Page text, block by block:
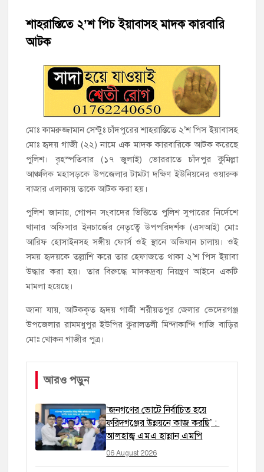
চেক বিতরণ
শহীদকে স্মরণ
হাজীগঞ্জের যুবধারা সমবায় ক্ষুদ্রঋণ পুনরায় চালু করে মানুষের আমানতের
টাকা পরিশোধ করা হবে
হাজীগঞ্জের বাকিলা উবির অভিভাবক সদস্য হোসেন মোল্লা লিটন সম্মাননা
পেলেন
গণঅভ্যুত্থান দিবসে ফরিদগঞ্জ মাদ্রাসা মাঠে বিএনপির গণসমাবেশ
পরিচিতি সভা
চাঁদপুর জেলা জিয়া সাইবার ফোর্সের সভাপতি হাজীগঞ্জের কৃতী সন্তান
শাহরাস্তিতে ২’শ পিচ ইয়াবাসহ মাদক কারবারি
আটক
মোঃ কামরুজ্জামান সেন্টুঃ চাঁদপুরের শাহরাস্তিতে ২’শ পিস ইয়াবাসহ
মোঃ হৃদয় গাজী (২২) নামে এক মাদক কারবারিকে আটক করেছে
পুলিশ। বৃহস্পতিবার (১৭ জুলাই) ভোররাতে চাঁদপুর কুমিল্লা
আঞ্চলিক মহাসড়কে উপজেলার টামটা দক্ষিণ ইউনিয়নের ওয়ারুক
বাজার এলাকায় তাকে আটক করা হয়।
পুলিশ জানায়, গোপন সংবাদের ভিত্তিতে পুলিশ সুপারের নির্দেশে
থানার অফিসার ইনচার্জের নেতৃত্বে উপপরিদর্শক (এসআই) মোঃ
আরিফ হোসাইনসহ সঙ্গীয় ফোর্স ওই স্থানে অভিযান চালায়। ওই
সময় হৃদয়কে তল্লাশি করে তার হেফাজতে থাকা ২’শ পিস ইয়াবা
উদ্ধার করা হয়। তার বিরুদ্ধে মাদকদ্রব্য নিয়ন্ত্রণ আইনে একটি
মামলা হয়েছে।
জানা যায়, আটককৃত হৃদয় গাজী শরীয়তপুর জেলার ভেদেরগঞ্জ
উপজেলার রামমধুপুর ইউপির কুরালতলী মিন্দাকান্দি গাজি বাড়ির
মোঃ খোকন গাজীর পুত্র।
আরও পড়ুন
‘জনগণের ভোটে নির্বাচিত হয়ে
ফরিদগঞ্জের উন্নয়নে কাজ করছি’ :
আলহাজ্ব এমএ হান্নান এমপি
06 August 2026